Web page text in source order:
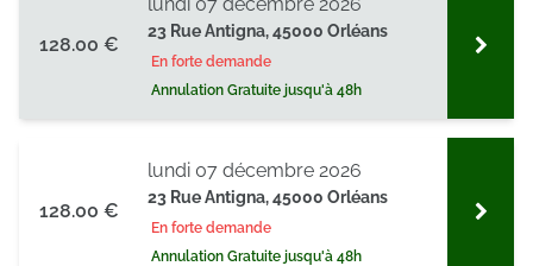
ou qu'ils ont collectées lors de votre utilisation de leurs
services.
128.00 €
23 Rue Antigna, 45000 Orléans
En forte demande
Annulation Gratuite jusqu'à 48h
128.00 €
23 Rue Antigna, 45000 Orléans
En forte demande
Annulation Gratuite jusqu'à 48h
lundi 07 décembre 2026